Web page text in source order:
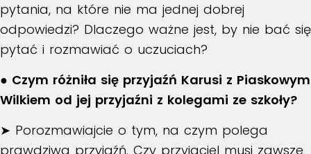
pytania, na które nie ma jednej dobrej
odpowiedzi? Dlaczego ważne jest, by nie bać się
pytać i rozmawiać o uczuciach?
● Czym różniła się przyjaźń Karusi z Piaskowym
Wilkiem od jej przyjaźni z kolegami ze szkoły?
➤ Porozmawiajcie o tym, na czym polega
prawdziwa przyjaźń. Czy przyjaciel musi zawsze